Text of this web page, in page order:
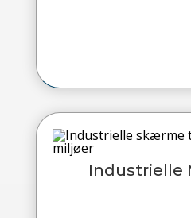
Industrielle